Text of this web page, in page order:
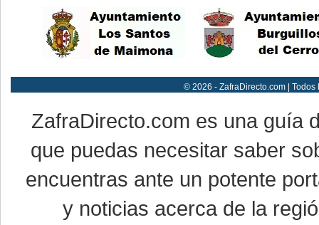
© 2026 - ZafraDirecto.com |
ZafraDirecto.com es una guía
que puedas necesitar saber
encuentras ante un potente
y noticias acerca de la